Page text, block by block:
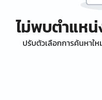
ไม่พบตำแห
ปรับตัวเลือกการค้นหาใ